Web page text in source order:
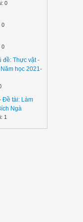
0
0
0
đề: Thực vật -
học 2021-
Đề tài: Làm
Ngà
1